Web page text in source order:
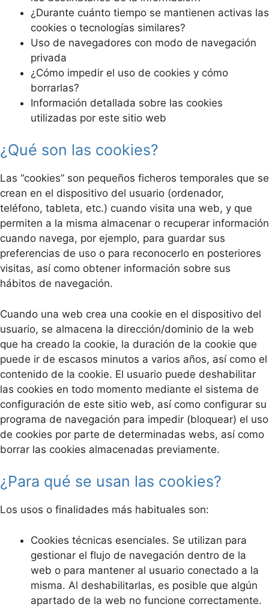
¿Durante cuánto tiempo se mantienen activas las
cookies o tecnologías similares?
Uso de navegadores con modo de navegación
privada
¿Cómo impedir el uso de cookies y cómo
borrarlas?
Información detallada sobre las cookies
utilizadas por este sitio web
¿Qué son las cookies?
Las “cookies” son pequeños ficheros temporales que se
crean en el dispositivo del usuario (ordenador,
teléfono, tableta, etc.) cuando visita una web, y que
permiten a la misma almacenar o recuperar información
cuando navega, por ejemplo, para guardar sus
preferencias de uso o para reconocerlo en posteriores
visitas, así como obtener información sobre sus
hábitos de navegación.
Cuando una web crea una cookie en el dispositivo del
usuario, se almacena la dirección/dominio de la web
que ha creado la cookie, la duración de la cookie que
puede ir de escasos minutos a varios años, así como el
contenido de la cookie. El usuario puede deshabilitar
las cookies en todo momento mediante el sistema de
configuración de este sitio web, así como configurar su
programa de navegación para impedir (bloquear) el uso
de cookies por parte de determinadas webs, así como
borrar las cookies almacenadas previamente.
¿Para qué se usan las cookies?
Los usos o finalidades más habituales son:
Cookies técnicas esenciales. Se utilizan para
gestionar el flujo de navegación dentro de la
web o para mantener al usuario conectado a la
misma. Al deshabilitarlas, es posible que algún
apartado de la web no funcione correctamente.